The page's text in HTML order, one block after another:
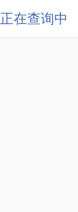
正在查询中